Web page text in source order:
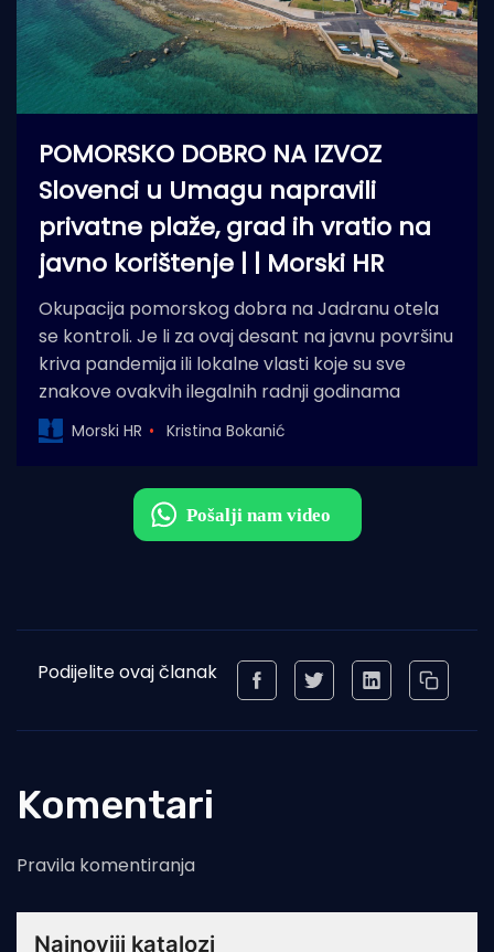
POMORSKO DOBRO NA IZVOZ
Slovenci u Umagu napravili
privatne plaže, grad ih vratio na
javno korištenje | | Morski HR
Okupacija pomorskog dobra na Jadranu otela
se kontroli. Je li za ovaj desant na javnu površinu
kriva pandemija ili lokalne vlasti koje su sve
znakove ovakvih ilegalnih radnji godinama
Morski HR Kristina Bokanić
Podijelite ovaj članak
Komentari
Pravila komentiranja